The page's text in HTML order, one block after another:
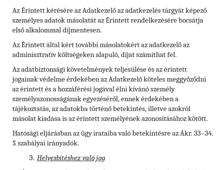
Az Érintett kérésére az Adatkezelő az adatkezelés tárgyát képező
személyes adatok másolatát az Érintett rendelkezésére bocsátja
első alkalommal díjmentesen.
Az Érintett által kért további másolatokért az adatkezelő az
adminisztratív költségeken alapuló, díjat számíthat fel.
Az adatbiztonsági követelmények teljesülése és az érintett
jogainak védelme érdekében az Adatkezelő köteles meggyőződni
az érintett és a hozzáférési jogával élni kívánó személy
személyazonosságának egyezéséről, ennek érdekében a
tájékoztatás, az adatokba történő betekintés, illetve azokról
másolat kiadása is az érintett személyének azonosításához kötött.
Hatósági eljárásban az ügy irataiba való betekintésre az Ákr. 33–34.
§ szabályai irányadók.
Helyesbítéshez való jog